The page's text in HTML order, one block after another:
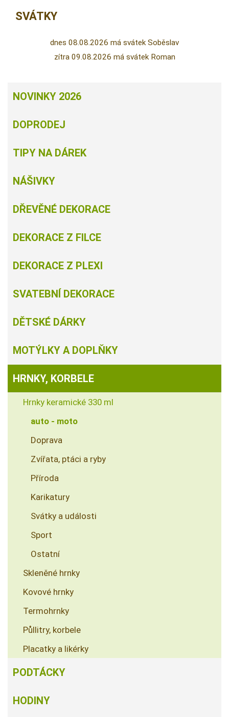
SVÁTKY
dnes 08.08.2026 má svátek Soběslav
zítra 09.08.2026 má svátek Roman
NOVINKY 2026
DOPRODEJ
TIPY NA DÁREK
NÁŠIVKY
DŘEVĚNÉ DEKORACE
DEKORACE Z FILCE
DEKORACE Z PLEXI
SVATEBNÍ DEKORACE
DĚTSKÉ DÁRKY
MOTÝLKY A DOPLŇKY
HRNKY, KORBELE
Hrnky keramické 330 ml
auto - moto
Doprava
Zvířata, ptáci a ryby
Příroda
Karikatury
Svátky a události
Sport
Ostatní
Skleněné hrnky
Kovové hrnky
Termohrnky
Půllitry, korbele
Placatky a likérky
PODTÁCKY
HODINY